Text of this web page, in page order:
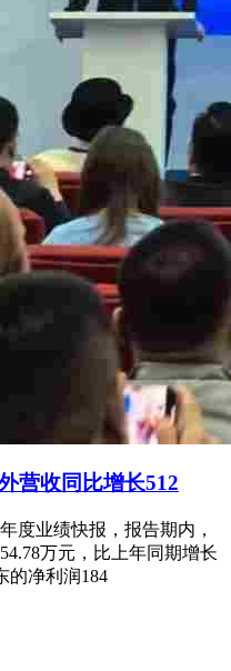
营收同比增长512
度业绩快报，报告期内，
万元，比上年同期增长
的净利润184